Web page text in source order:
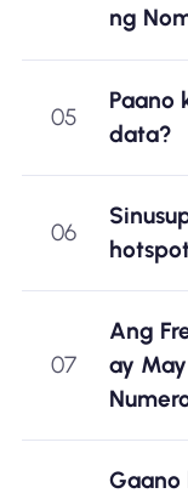
ng
05
Paano
data?
06
07
Ang
ay
Gaano